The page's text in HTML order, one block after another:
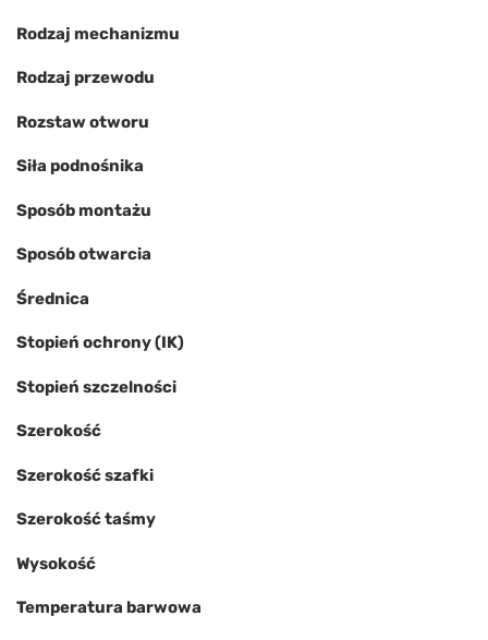
Rodzaj mechanizmu
Rodzaj przewodu
Rozstaw otworu
Siła podnośnika
Sposób montażu
Sposób otwarcia
Średnica
Stopień ochrony (IK)
Stopień szczelności
Szerokość
Szerokość szafki
Szerokość taśmy
Wysokość
Temperatura barwowa